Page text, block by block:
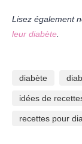
Lisez également
leur diabète.
diabète
idées de
recettes pour